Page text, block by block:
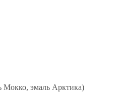
Мокко, эмаль Арктика)